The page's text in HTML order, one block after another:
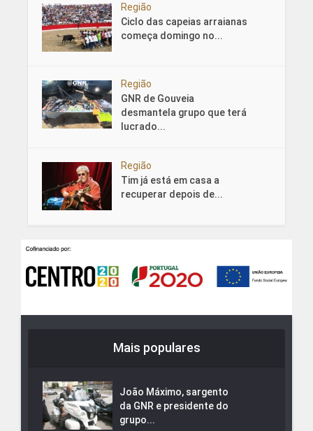
Região
Ciclo das capeias arraianas
começa domingo no...
Região
GNR de Gouveia
desmantela grupo que terá
lucrado...
Região
Tim já está em casa a
recuperar depois de...
Mais populares
João Máximo, sargento
da GNR e presidente do
grupo...